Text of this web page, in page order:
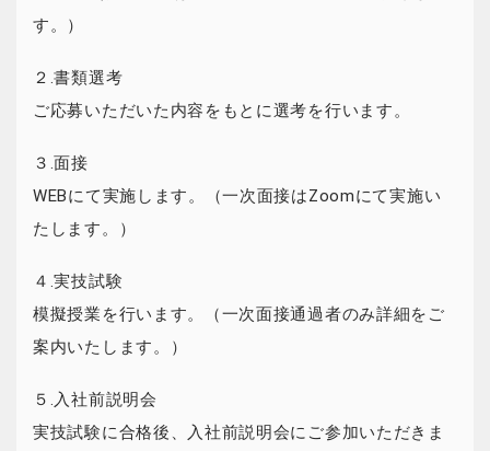
す。）
２.書類選考
ご応募いただいた内容をもとに選考を行います。
３.面接
WEBにて実施します。（一次面接はZoomにて実施い
たします。）
４.実技試験
模擬授業を行います。（一次面接通過者のみ詳細をご
案内いたします。）
５.入社前説明会
実技試験に合格後、入社前説明会にご参加いただきま